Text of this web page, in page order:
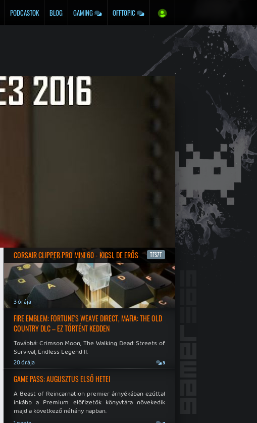
PODCASTOK BLOG GAMING OFFTOPIC
CORSAIR CLIPPER PRO MINI 60 - KICSI, DE ERŐS TESZT
3 órája
FIRE EMBLEM: FORTUNE'S WEAVE DIRECT, MAFIA: THE OLD
COUNTRY DLC – EZ TÖRTÉNT KEDDEN
Továbbá: Crimson Moon, The Walking Dead: Streets of
Survival, Endless Legend II.
20 órája 3
GAME PASS: AUGUSZTUS ELSŐ HETEI
A Beast of Reincarnation premier árnyékában ezúttal
inkább a Premium előfizetők könyvtára növekedik
majd a következő néhány napban.